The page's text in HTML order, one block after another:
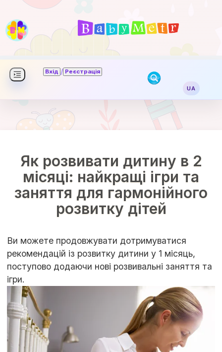
Вхід / Реєстрація
UA
Як розвивати дитину в 2
місяці: найкращі ігри та
заняття для гармонійного
розвитку дітей
Ви можете продовжувати дотримуватися
рекомендацій із розвитку дитини у 1 місяць,
поступово додаючи нові розвивальні заняття та
ігри.